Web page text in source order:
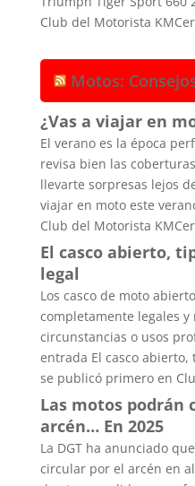
Club del Motorista
Motos:
¿Vas a viajar en
El verano es la época
revisa bien las
llevarte sorpresas lejos
viajar en moto este
Club del Motorista
El casco abierto,
legal
Los casco de moto
completamente legales
circunstancias o usos
entrada El casco
se publicó primero en
Las motos podrán
arcén… En 2025
La DGT ha anunciado
circular por el arcén en